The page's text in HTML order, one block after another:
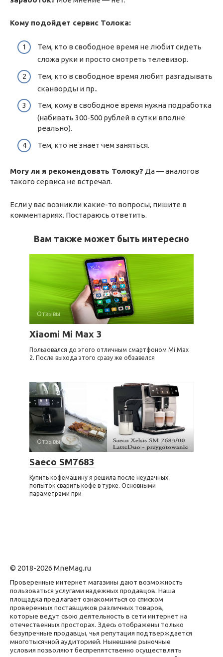
Кому подойдет сервис Толока:
Тем, кто в свободное время не любит сидеть
сложа руки и просто смотреть телевизор.
Тем, кто в свободное время любит разгадывать
сканворды и пр..
Тем, кому в свободное время нужна подработка
(набивать 300-500 рублей в сутки вполне
реально).
Тем, кто не знает чем заняться.
Могу ли я рекомендовать Толоку? Да — аналогов
такого сервиса не встречал.
Если у вас возникли какие-то вопросы, пишите в
комментариях. Постараюсь ответить.
Вам также может быть интересно
Отзывы
Xiaomi Mi Max 3
Пользовался до этого отличным смартфоном Mi Max
2. После выхода этого сразу же обзавелся
Отзывы
Saeco SM7683
Купить кофемашину я решила после неудачных
попыток сварить кофе в турке. Основными
параметрами при
© 2018-2026 MneMag.ru
Проверенные интернет магазины дают возможность
пользоваться услугами надежных продавцов. Наша
площадка предлагает ознакомиться со списком
проверенных поставщиков различных товаров,
которые ведут свою деятельность в сети интернет на
отечественных просторах. Здесь отображены только
безупречные продавцы, чья репутация подтверждается
многотысячной аудиторией. Нынешние рыночные
условия позволяют беспрепятственно осуществлять